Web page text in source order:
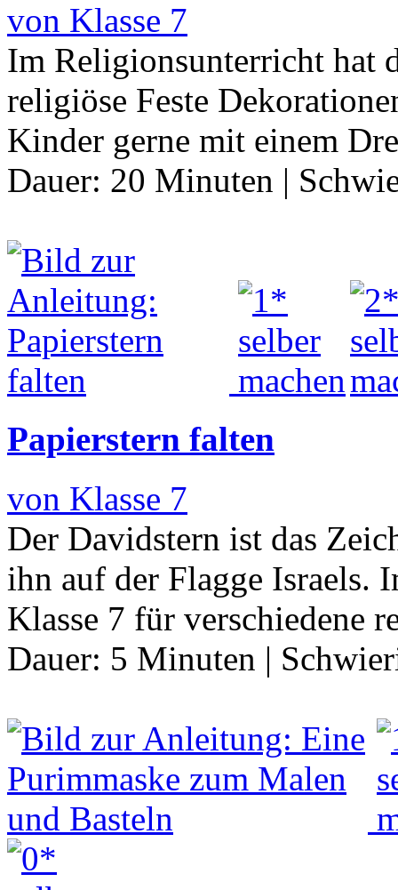
von Klasse 7
Im Religionsunterricht hat
religiöse Feste
Kinder gerne mit einem
Dauer: 20 Minuten |
Papierstern falten
von Klasse 7
Der Davidstern ist das
ihn auf der Flagge Israels.
Klasse 7 für verschiedene
Dauer: 5 Minuten |